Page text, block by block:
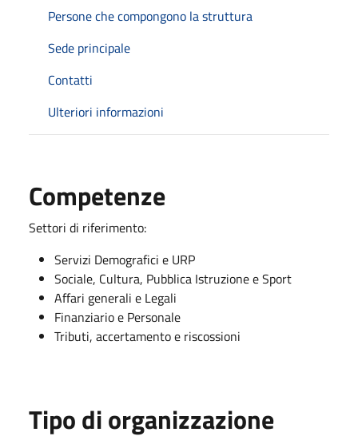
Persone che compongono la struttura
Sede principale
Contatti
Ulteriori informazioni
Competenze
Settori di riferimento:
Servizi Demografici e URP
Sociale, Cultura, Pubblica Istruzione e Sport
Affari generali e Legali
Finanziario e Personale
Tributi, accertamento e riscossioni
Tipo di organizzazione